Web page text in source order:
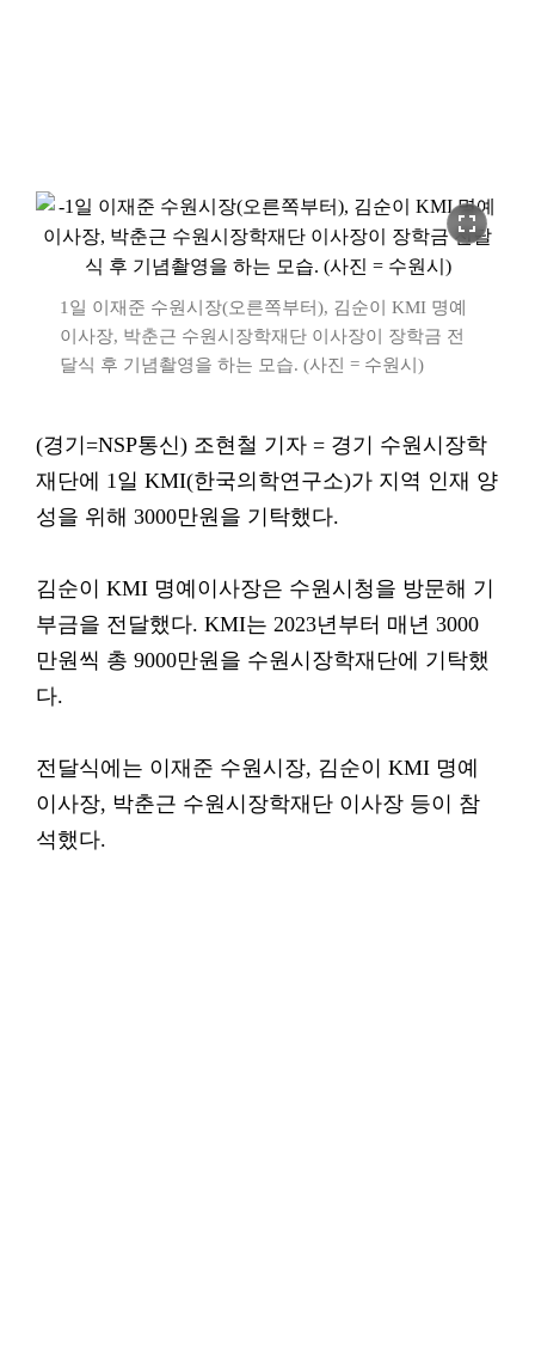
fullscreen
1일 이재준 수원시장(오른쪽부터), 김순이 KMI 명예
이사장, 박춘근 수원시장학재단 이사장이 장학금 전
달식 후 기념촬영을 하는 모습. (사진 = 수원시)
(경기=NSP통신) 조현철 기자 = 경기 수원시장학
재단에 1일 KMI(한국의학연구소)가 지역 인재 양
성을 위해 3000만원을 기탁했다.
김순이 KMI 명예이사장은 수원시청을 방문해 기
부금을 전달했다. KMI는 2023년부터 매년 3000
만원씩 총 9000만원을 수원시장학재단에 기탁했
다.
전달식에는 이재준 수원시장, 김순이 KMI 명예
이사장, 박춘근 수원시장학재단 이사장 등이 참
석했다.